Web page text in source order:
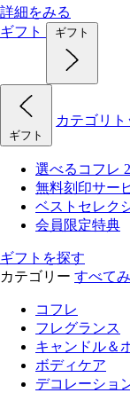
詳細をみる
ギフト
ギフト
ギフト
カテゴリト
選べるコフレ
無料刻印サー
ベストセレク
会員限定特典
ギフトを探す
カテゴリー すべて
コフレ
フレグランス
キャンドル＆
ボディケア
デコレーショ